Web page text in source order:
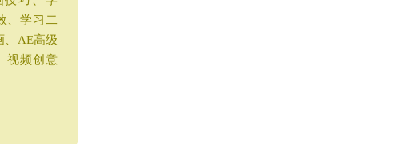
、学习二
、AE高级
视频创意